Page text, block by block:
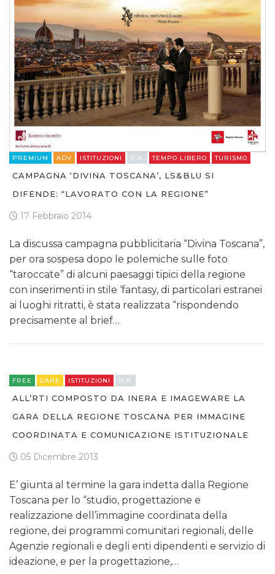
RICERCHE
PREVISIONI/SCENARI
NORMATIVE
TREND
CASE HISTORY
OPINIONI
PREMIUM ADV ISTITUZIONI P.A. TEMPO LIBERO TURISMO
CAMPAGNA ‘DIVINA TOSCANA’, LS&BLU SI
DIFENDE: “LAVORATO CON LA REGIONE”
17 Febbraio 2014
La discussa campagna pubblicitaria “Divina Toscana”,
per ora sospesa dopo le polemiche sulle foto
“taroccate” di alcuni paesaggi tipici della regione
con inserimenti in stile ‘fantasy, di particolari estranei
ai luoghi ritratti, è stata realizzata “rispondendo
precisamente al brief…
FREE GARE ISTITUZIONI P.A.
ALL’RTI COMPOSTO DA INERA E IMAGEWARE LA
GARA DELLA REGIONE TOSCANA PER IMMAGINE
COORDINATA E COMUNICAZIONE ISTITUZIONALE
05 Dicembre 2013
E’ giunta al termine la gara indetta dalla Regione
Toscana per lo “studio, progettazione e
realizzazione dell’immagine coordinata della
regione, dei programmi comunitari regionali, delle
Agenzie regionali e degli enti dipendenti e servizio di
ideazione, e per la progettazione,…